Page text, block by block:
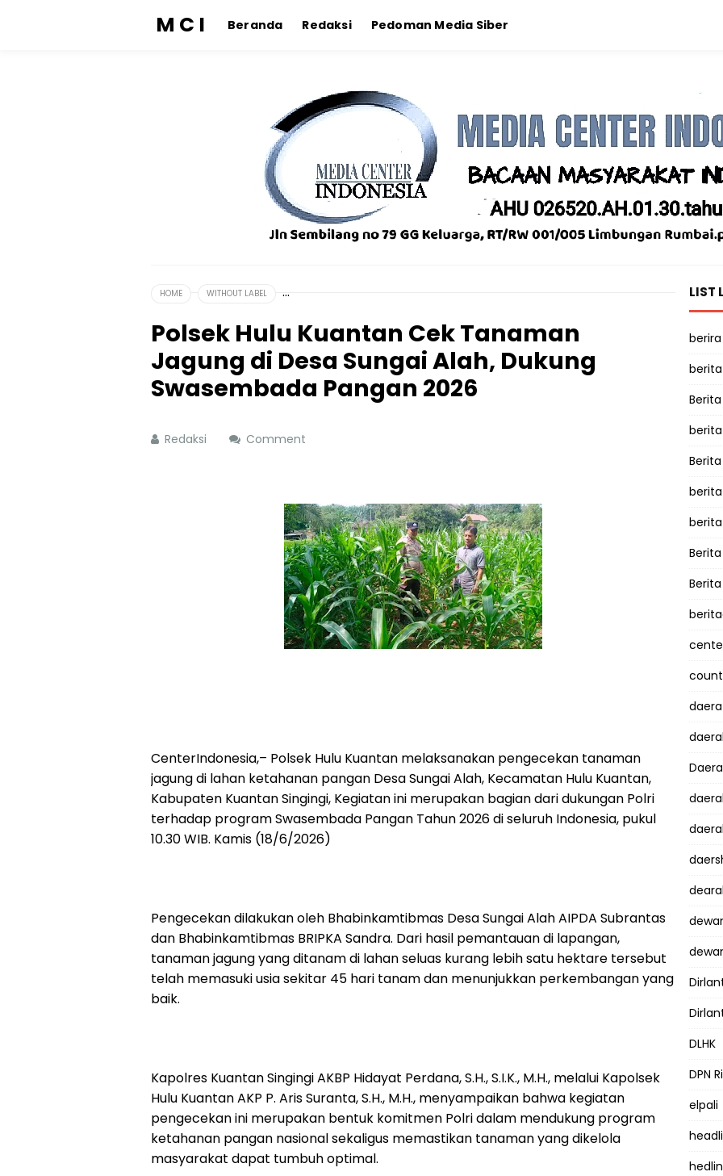
M C I Beranda Redaksi Pedoman Media Siber
HOME WITHOUT LABEL
Polsek Hulu Kuantan Cek Tanaman
Jagung di Desa Sungai Alah, Dukung
Swasembada Pangan 2026
Redaksi Comment
CenterIndonesia,– Polsek Hulu Kuantan melaksanakan pengecekan tanaman
jagung di lahan ketahanan pangan Desa Sungai Alah, Kecamatan Hulu Kuantan,
Kabupaten Kuantan Singingi, Kegiatan ini merupakan bagian dari dukungan Polri
terhadap program Swasembada Pangan Tahun 2026 di seluruh Indonesia, pukul
10.30 WIB. Kamis (18/6/2026)
Pengecekan dilakukan oleh Bhabinkamtibmas Desa Sungai Alah AIPDA Subrantas
dan Bhabinkamtibmas BRIPKA Sandra. Dari hasil pemantauan di lapangan,
tanaman jagung yang ditanam di lahan seluas kurang lebih satu hektare tersebut
telah memasuki usia sekitar 45 hari tanam dan menunjukkan perkembangan yang
baik.
Kapolres Kuantan Singingi AKBP Hidayat Perdana, S.H., S.I.K., M.H., melalui Kapolsek
Hulu Kuantan AKP P. Aris Suranta, S.H., M.H., menyampaikan bahwa kegiatan
pengecekan ini merupakan bentuk komitmen Polri dalam mendukung program
ketahanan pangan nasional sekaligus memastikan tanaman yang dikelola
masyarakat dapat tumbuh optimal.
LIST
berira
berita
Berita
daera
DLHK
DPN
elpali